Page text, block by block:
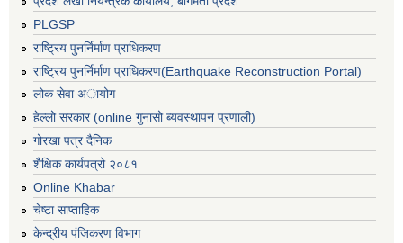
PLGSP
राष्ट्रिय पुनर्निर्माण प्राधिकरण
राष्ट्रिय पुनर्निर्माण प्राधिकरण(Earthquake Reconstruction Portal)
लोक सेवा अायोग
हेल्लो सरकार (online गुनासो ब्यवस्थापन प्रणाली)
गोरखा पत्र दैनिक
शैक्षिक कार्यपत्रो २०८१
Online Khabar
चेष्टा साप्ताहिक
केन्द्रीय पंजिकरण विभाग